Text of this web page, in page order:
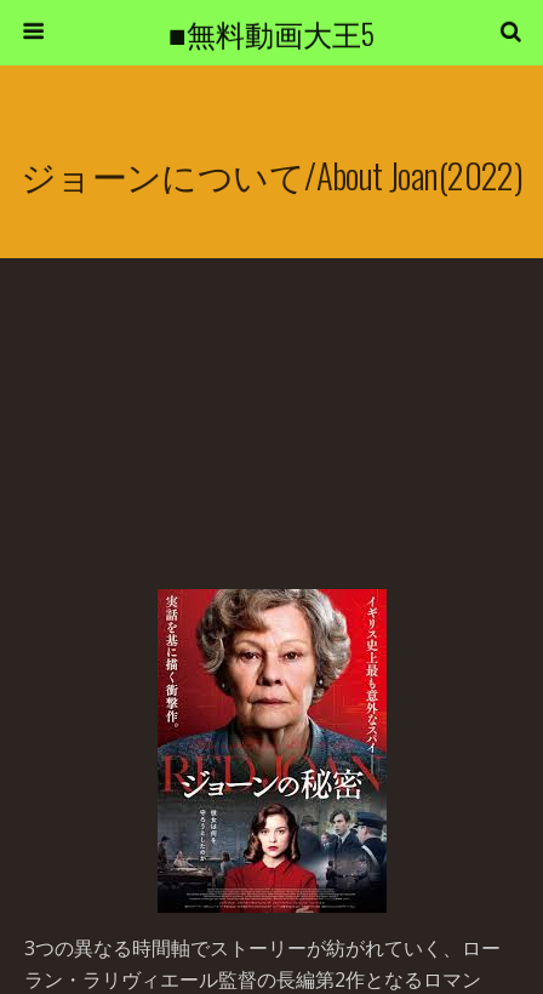
■無料動画大王5
ジョーンについて/About Joan(2022)
3つの異なる時間軸でストーリーが紡がれていく、ロー
ラン・ラリヴィエール監督の長編第2作となるロマン